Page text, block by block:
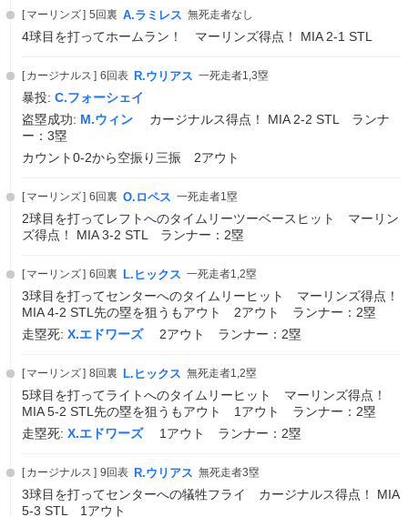
マーリンズ 5回裏 A.ラミレス 無死走者なし
4球目を打ってホームラン！ マーリンズ得点！ MIA 2-1 STL
カージナルス 6回表 R.ウリアス 一死走者1,3塁
暴投: C.フォーシェイ
盗塁成功: M.ウィン カージナルス得点！ MIA 2-2 STL ランナ
ー：3塁
カウント0-2から空振り三振 2アウト
マーリンズ 6回裏 O.ロペス 一死走者1塁
2球目を打ってレフトへのタイムリーツーベースヒット マーリン
ズ得点！ MIA 3-2 STL ランナー：2塁
マーリンズ 6回裏 L.ヒックス 一死走者1,2塁
3球目を打ってセンターへのタイムリーヒット マーリンズ得点！
MIA 4-2 STL先の塁を狙うもアウト 2アウト ランナー：2塁
走塁死: X.エドワーズ2アウト ランナー：2塁
マーリンズ 8回裏 L.ヒックス 無死走者1,2塁
5球目を打ってライトへのタイムリーヒット マーリンズ得点！
MIA 5-2 STL先の塁を狙うもアウト 1アウト ランナー：2塁
走塁死: X.エドワーズ1アウト ランナー：2塁
カージナルス 9回表 R.ウリアス 無死走者3塁
3球目を打ってセンターへの犠牲フライ カージナルス得点！ MIA
5-3 STL 1アウト